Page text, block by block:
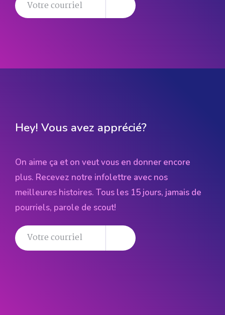
Hey! Vous avez apprécié?
On aime ça et on veut vous en donner encore
plus. Recevez notre infolettre avec nos
meilleures histoires. Tous les 15 jours, jamais de
pourriels, parole de scout!